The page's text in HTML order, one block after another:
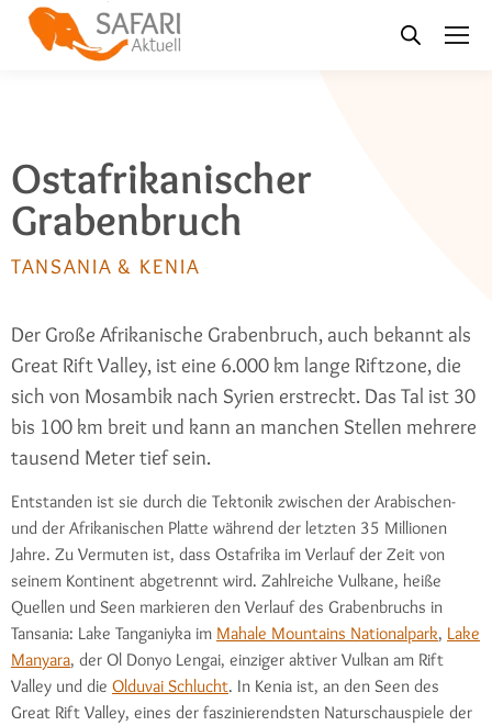
Ostafrikanischer
Grabenbruch
TANSANIA & KENIA
Der Große Afrikanische Grabenbruch, auch bekannt als
Great Rift Valley, ist eine 6.000 km lange Riftzone, die
sich von Mosambik nach Syrien erstreckt. Das Tal ist 30
bis 100 km breit und kann an manchen Stellen mehrere
tausend Meter tief sein.
Entstanden ist sie durch die Tektonik zwischen der Arabischen-
und der Afrikanischen Platte während der letzten 35 Millionen
Jahre. Zu Vermuten ist, dass Ostafrika im Verlauf der Zeit von
seinem Kontinent abgetrennt wird. Zahlreiche Vulkane, heiße
Quellen und Seen markieren den Verlauf des Grabenbruchs in
Tansania: Lake Tanganiyka im Mahale Mountains Nationalpark, Lake
Manyara, der Ol Donyo Lengai, einziger aktiver Vulkan am Rift
Valley und die Olduvai Schlucht. In Kenia ist, an den Seen des
Great Rift Valley, eines der faszinierendsten Naturschauspiele der